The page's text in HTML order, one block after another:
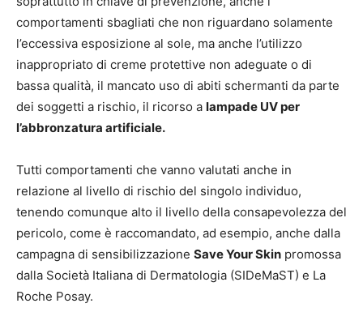
comportamenti sbagliati che non riguardano solamente
l’eccessiva esposizione al sole, ma anche l’utilizzo
inappropriato di creme protettive non adeguate o di
bassa qualità, il mancato uso di abiti schermanti da parte
dei soggetti a rischio, il ricorso a lampade UV per
l’abbronzatura artificiale.
Tutti comportamenti che vanno valutati anche in
relazione al livello di rischio del singolo individuo,
tenendo comunque alto il livello della consapevolezza del
pericolo, come è raccomandato, ad esempio, anche dalla
campagna di sensibilizzazione Save Your Skin promossa
dalla Società Italiana di Dermatologia (SIDeMaST) e La
Roche Posay.